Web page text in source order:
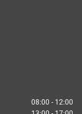
08:00 - 12:00